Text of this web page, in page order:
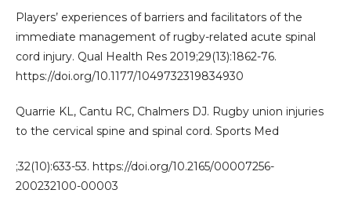
Players’ experiences of barriers and facilitators of the
immediate management of rugby-related acute spinal
cord injury. Qual Health Res 2019;29(13):1862-76.
https://doi.org/10.1177/1049732319834930
Quarrie KL, Cantu RC, Chalmers DJ. Rugby union injuries
to the cervical spine and spinal cord. Sports Med
;32(10):633-53. https://doi.org/10.2165/00007256-
200232100-00003